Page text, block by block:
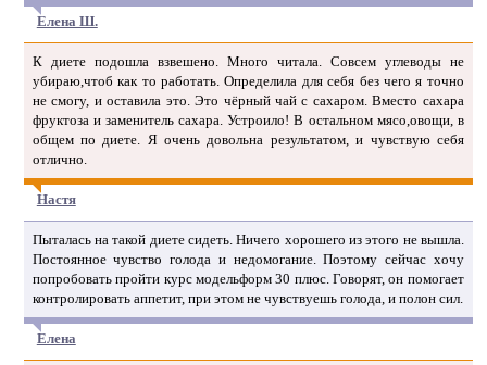
Елена Ш.
К диете подошла взвешено. Много читала. Совсем углеводы не
убираю,чтоб как то работать. Определила для себя без чего я точно
не смогу, и оставила это. Это чёрный чай с сахаром. Вместо сахара
фруктоза и заменитель сахара. Устроило! В остальном мясо,овощи, в
общем по диете. Я очень довольна результатом, и чувствую себя
отлично.
Настя
Пыталась на такой диете сидеть. Ничего хорошего из этого не вышла.
Постоянное чувство голода и недомогание. Поэтому сейчас хочу
попробовать пройти курс модельформ 30 плюс. Говорят, он помогает
контролировать аппетит, при этом не чувствуешь голода, и полон сил.
Елена